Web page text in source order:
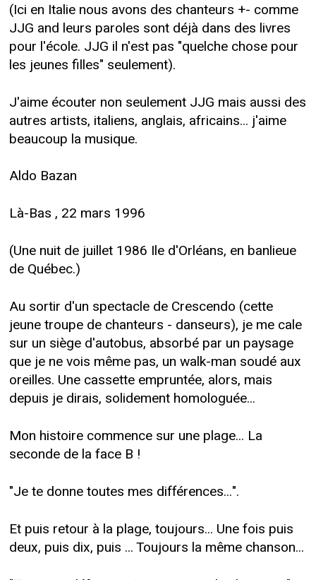
(Ici en Italie nous avons des chanteurs +- comme
JJG and leurs paroles sont déjà dans des livres
pour l'école. JJG il n'est pas "quelche chose pour
les jeunes filles" seulement).
J'aime écouter non seulement JJG mais aussi des
autres artists, italiens, anglais, africains... j'aime
beaucoup la musique.
Aldo Bazan
Là-Bas , 22 mars 1996
(Une nuit de juillet 1986 Ile d'Orléans, en banlieue
de Québec.)
Au sortir d'un spectacle de Crescendo (cette
jeune troupe de chanteurs - danseurs), je me cale
sur un siège d'autobus, absorbé par un paysage
que je ne vois même pas, un walk-man soudé aux
oreilles. Une cassette empruntée, alors, mais
depuis je dirais, solidement homologuée...
Mon histoire commence sur une plage... La
seconde de la face B !
"Je te donne toutes mes différences...".
Et puis retour à la plage, toujours... Une fois puis
deux, puis dix, puis ... Toujours la même chanson...